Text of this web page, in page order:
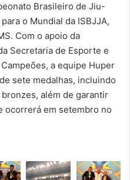
Brasileiro de Jiu-
o Mundial da ISBJJA,
Com o apoio da
Secretaria de Esporte e
a equipe Huper
sete medalhas, incluindo
além de garantir
ocorrerá em setembro no